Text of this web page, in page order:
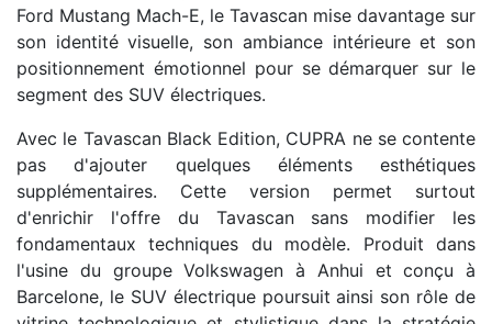
Ford Mustang Mach-E, le Tavascan mise davantage sur
son identité visuelle, son ambiance intérieure et son
positionnement émotionnel pour se démarquer sur le
segment des SUV électriques.
Avec le Tavascan Black Edition, CUPRA ne se contente
pas d'ajouter quelques éléments esthétiques
supplémentaires. Cette version permet surtout
d'enrichir l'offre du Tavascan sans modifier les
fondamentaux techniques du modèle. Produit dans
l'usine du groupe Volkswagen à Anhui et conçu à
Barcelone, le SUV électrique poursuit ainsi son rôle de